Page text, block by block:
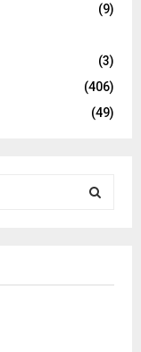
(9)
(3)
(406)
(49)